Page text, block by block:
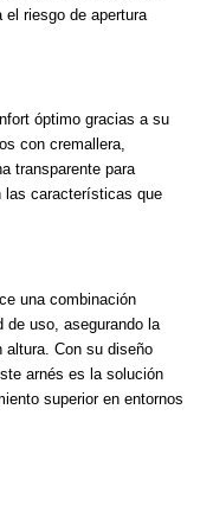
riesgo de apertura
óptimo gracias a su
con cremallera,
transparente para
las características que
una combinación
de uso, asegurando la
altura. Con su diseño
arnés es la solución
superior en entornos